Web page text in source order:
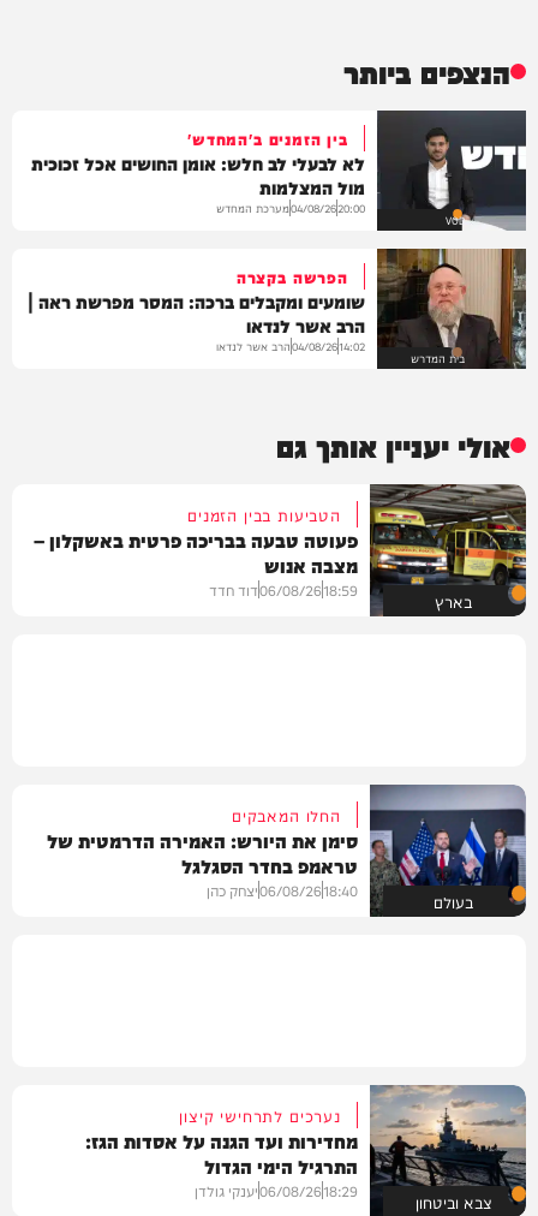
הנצפים ביותר
VOD
בין הזמנים ב'המחדש'
לא לבעלי לב חלש: אומן החושים אכל זכוכית
מול המצלמות
20:00
04/08/26מערכת המחדש
בית המדרש
הפרשה בקצרה
שומעים ומקבלים ברכה: המסר מפרשת ראה |
הרב אשר לנדאו
14:02
04/08/26הרב אשר לנדאו
אולי יעניין אותך גם
בארץ
הטביעות בבין הזמנים
פעוטה טבעה בבריכה פרטית באשקלון –
מצבה אנוש
18:59
06/08/26דוד חדד
בעולם
החלו המאבקים
סימן את היורש: האמירה הדרמטית של
טראמפ בחדר הסגלגל
18:40
06/08/26יצחק כהן
צבא וביטחון
נערכים לתרחישי קיצון
מחדירות ועד הגנה על אסדות הגז:
התרגיל הימי הגדול
18:29
06/08/26יענקי גולדן